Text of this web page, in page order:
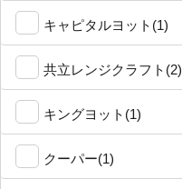
キャピタルヨット(1)
共立レンジクラフト(2)
キングヨット(1)
クーパー(1)